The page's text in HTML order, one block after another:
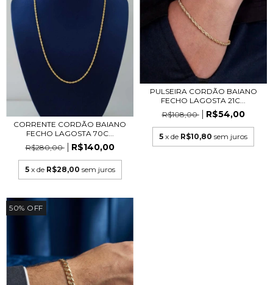
CORRENTE CORDÃO BAIANO
FECHO LAGOSTA 70C...
R$280,00
R$140,00
5 x de R$28,00 sem juros
PULSEIRA CORDÃO BAIANO
FECHO LAGOSTA 21C...
R$108,00
R$54,00
5 x de R$10,80 sem juros
50% OFF